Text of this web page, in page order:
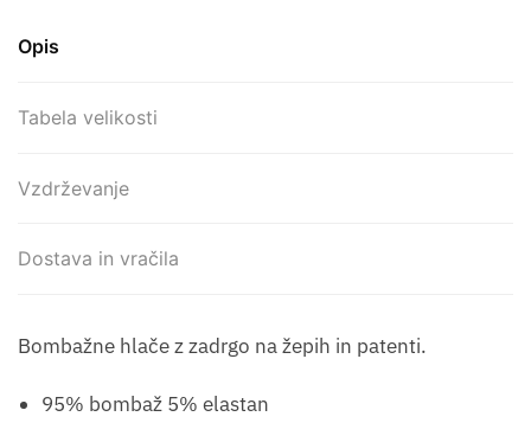
Opis
Tabela velikosti
Vzdrževanje
Dostava in vračila
Bombažne hlače z zadrgo na žepih in patenti.
95% bombaž 5% elastan